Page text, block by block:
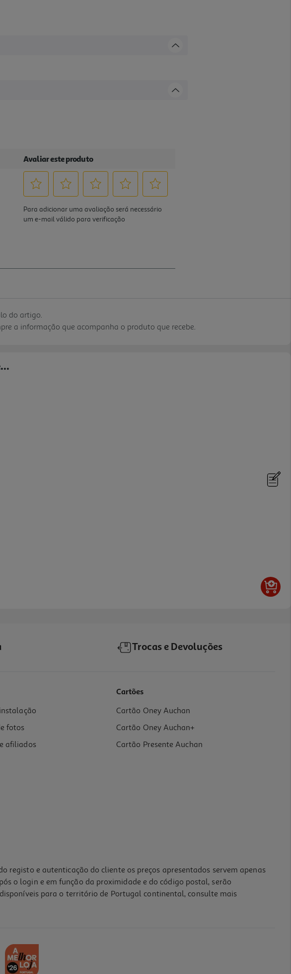
do artigo.
a informação que acompanha o produto que recebe.
Trocas e Devoluções
fotos
afiliados
Cartões
Cartão Oney Auchan
Cartão Oney Auchan+
Cartão Presente Auchan
registo e autenticação do cliente os preços apresentados servem apenas
o login e em função da proximidade e do código postal, serão
para o território de Portugal continental, consulte mais